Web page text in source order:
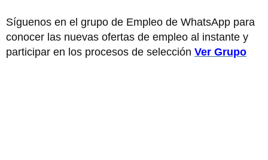
Síguenos en el grupo de Empleo de WhatsApp para
conocer las nuevas ofertas de empleo al instante y
participar en los procesos de selección Ver Grupo